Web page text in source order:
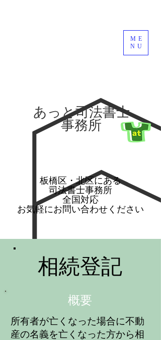
ME
NU
​あっと司法書士
事務所
​板橋区・北区にある
司法書士事務所
全国対応
​お気軽にお問い合わせください
​相続登記
​概要
​所有者が亡くなった場合に不動
産の名義を亡くなった方から相